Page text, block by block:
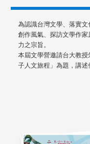
為認識台灣文學、落實
創作風氣、探訪文學作
力之宗旨。
本屆文學營邀請台大教
子人文旅程」為題，講述